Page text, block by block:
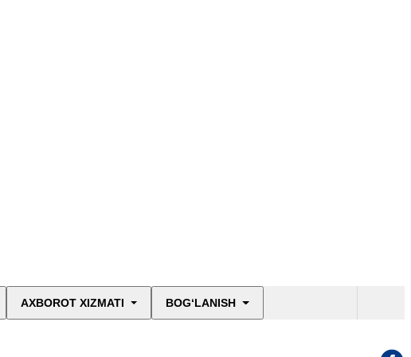
AXBOROT XIZMATI BOG‘LANISH